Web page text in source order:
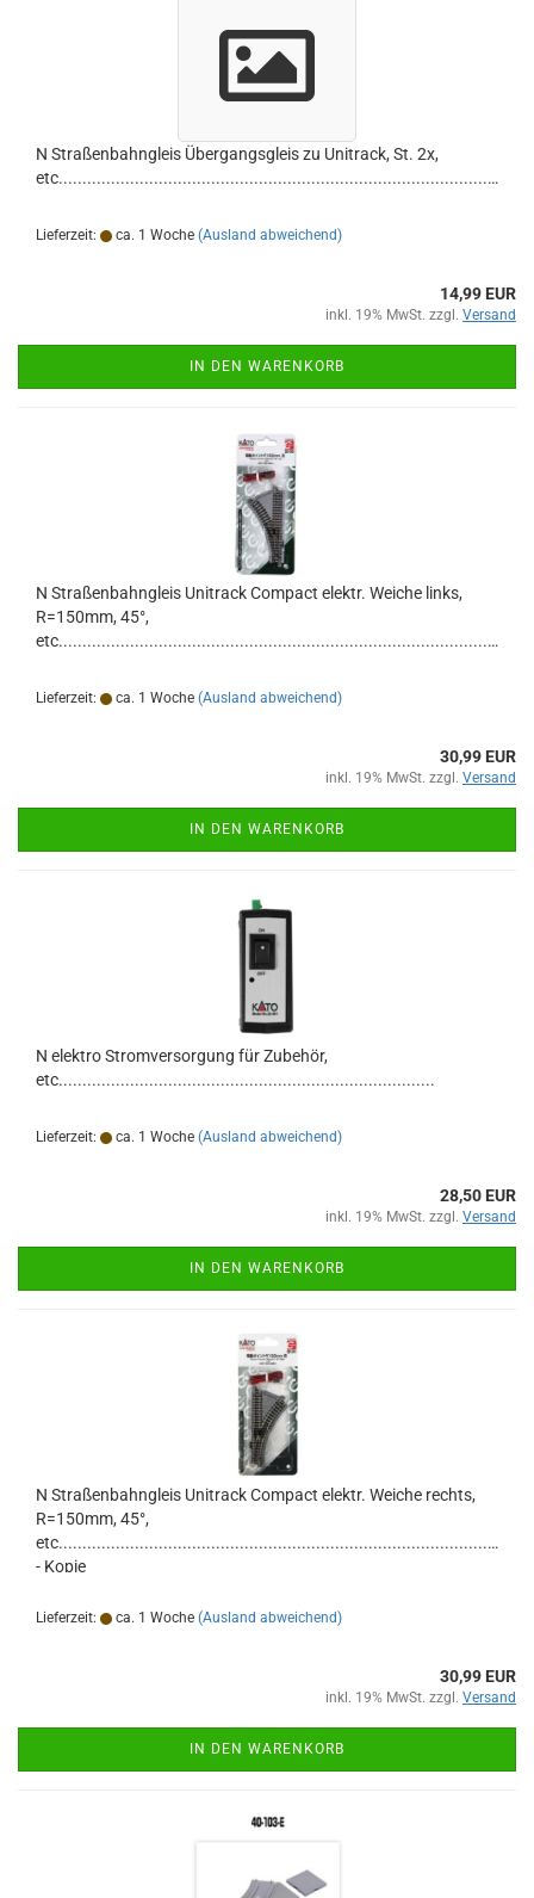
N Straßenbahngleis Übergangsgleis zu Unitrack, St. 2x,
etc...............................................................................................
Lieferzeit: ca. 1 Woche (Ausland abweichend)
14,99 EUR
inkl. 19% MwSt. zzgl. Versand
IN DEN WARENKORB
N Straßenbahngleis Unitrack Compact elektr. Weiche links,
R=150mm, 45°,
etc..............................................................................................
Lieferzeit: ca. 1 Woche (Ausland abweichend)
30,99 EUR
inkl. 19% MwSt. zzgl. Versand
IN DEN WARENKORB
N elektro Stromversorgung für Zubehör,
etc...............................................................................
Lieferzeit: ca. 1 Woche (Ausland abweichend)
28,50 EUR
inkl. 19% MwSt. zzgl. Versand
IN DEN WARENKORB
N Straßenbahngleis Unitrack Compact elektr. Weiche rechts,
R=150mm, 45°,
etc..............................................................................................
- Kopie
Lieferzeit: ca. 1 Woche (Ausland abweichend)
30,99 EUR
inkl. 19% MwSt. zzgl. Versand
IN DEN WARENKORB